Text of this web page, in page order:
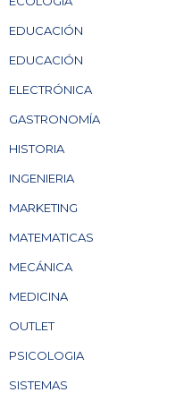
EDUCACIÓN
EDUCACIÓN
ELECTRÓNICA
GASTRONOMÍA
HISTORIA
INGENIERIA
MARKETING
MATEMATICAS
MECÁNICA
MEDICINA
OUTLET
PSICOLOGIA
SISTEMAS